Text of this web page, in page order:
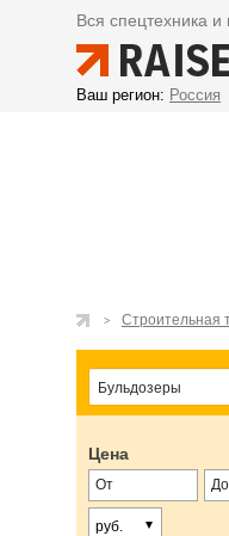
Вся спецтехника и
Ваш регион: Россия
Строительная
Цена
руб.